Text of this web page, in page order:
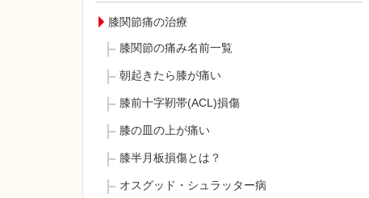
膝関節痛の治療
膝関節の痛み名前一覧
朝起きたら膝が痛い
膝前十字靭帯(ACL)損傷
膝の皿の上が痛い
膝半月板損傷とは？
オスグッド・シュラッター病